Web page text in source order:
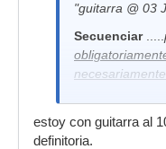
"guitarra @ 03
Secuenciar.....
estoy con guitarra al
definitoria.